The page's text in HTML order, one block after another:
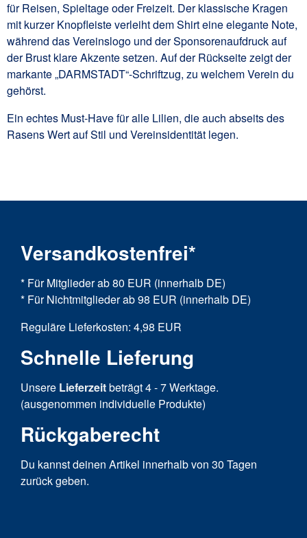
für Reisen, Spieltage oder Freizeit. Der klassische Kragen
mit kurzer Knopfleiste verleiht dem Shirt eine elegante Note,
während das Vereinslogo und der Sponsorenaufdruck auf
der Brust klare Akzente setzen. Auf der Rückseite zeigt der
markante „DARMSTADT“-Schriftzug, zu welchem Verein du
gehörst.
Ein echtes Must-Have für alle Lilien, die auch abseits des
Rasens Wert auf Stil und Vereinsidentität legen.
Versandkostenfrei*
* Für Mitglieder ab 80 EUR (innerhalb DE)
* Für Nichtmitglieder ab 98 EUR (innerhalb DE)
Reguläre Lieferkosten: 4,98 EUR
Schnelle Lieferung
Unsere Lieferzeitbeträgt 4 - 7 Werktage.
(ausgenommen individuelle Produkte)
Rückgaberecht
Du kannst deinen Artikel innerhalb von 30 Tagen
zurück geben.